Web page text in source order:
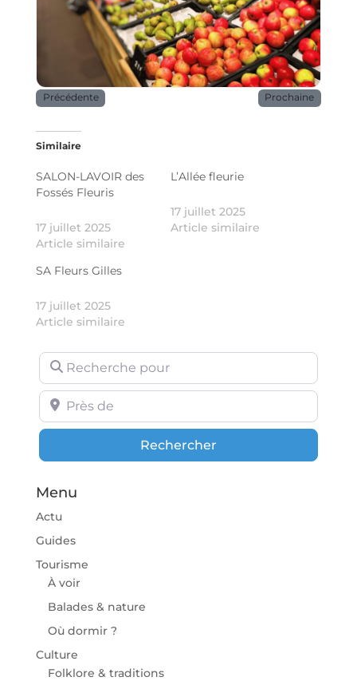
Précédente Prochaine
Similaire
SALON-LAVOIR des
Fossés Fleuris
17 juillet 2025
Article similaire
L’Allée fleurie
17 juillet 2025
Article similaire
SA Fleurs Gilles
17 juillet 2025
Article similaire
Recherche pour
Près de
RechercherRechercher
Menu
Actu
Guides
Tourisme
À voir
Balades & nature
Où dormir ?
Culture
Folklore & traditions